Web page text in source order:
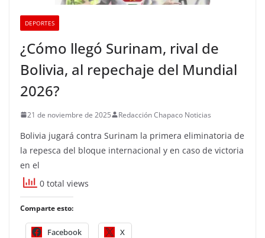
DEPORTES
¿Cómo llegó Surinam, rival de
Bolivia, al repechaje del Mundial
2026?
21 de noviembre de 2025 Redacción Chapaco Noticias
Bolivia jugará contra Surinam la primera eliminatoria de
la repesca del bloque internacional y en caso de victoria
en el
0 total views
Comparte esto:
Facebook X